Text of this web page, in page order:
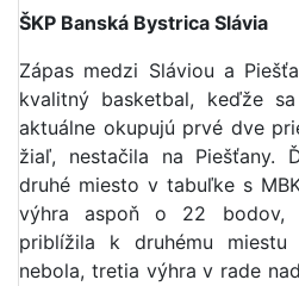
ŠKP Banská Bystrica Slávia
Zápas medzi Sláviou a
kvalitný basketbal, keďže
aktuálne okupujú prvé dve
žiaľ, nestačila na Piešťany.
druhé miesto v tabuľke s
výhra aspoň o 22 bodov,
priblížila k druhému
nebola, tretia výhra v rade